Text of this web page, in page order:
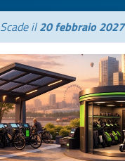
Scade il20 febbraio 2027